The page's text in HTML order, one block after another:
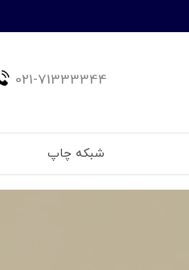
021-71333344
شبکه چاپ